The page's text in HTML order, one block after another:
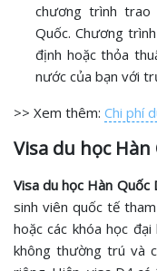
chương trình
Quốc. Chương
định hoặc thỏa
nước của bạn với
>> Xem thêm: Chi phí
Visa du học Hàn
Visa du học Hàn Quốc
sinh viên quốc tế
hoặc các khóa học
không thường trú và